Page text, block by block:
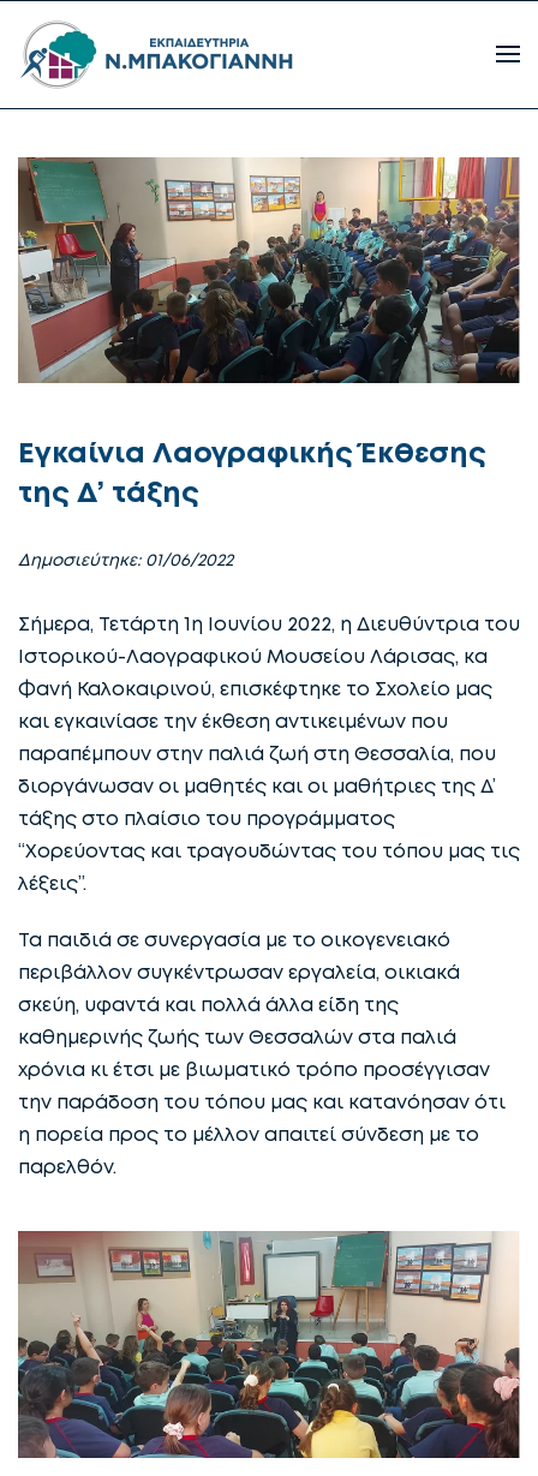
Εγκαίνια Λαογραφικής Έκθεσης
της Δ’ τάξης
Δημοσιεύτηκε: 01/06/2022
Σήμερα, Τετάρτη 1η Ιουνίου 2022, η Διευθύντρια του
Ιστορικού-Λαογραφικού Μουσείου Λάρισας, κα
Φανή Καλοκαιρινού, επισκέφτηκε το Σχολείο μας
και εγκαινίασε την έκθεση αντικειμένων που
παραπέμπουν στην παλιά ζωή στη Θεσσαλία, που
διοργάνωσαν οι μαθητές και οι μαθήτριες της Δ’
τάξης στο πλαίσιο του προγράμματος
“Χορεύοντας και τραγουδώντας του τόπου μας τις
λέξεις”.
Τα παιδιά σε συνεργασία με το οικογενειακό
περιβάλλον συγκέντρωσαν εργαλεία, οικιακά
σκεύη, υφαντά και πολλά άλλα είδη της
καθημερινής ζωής των Θεσσαλών στα παλιά
χρόνια κι έτσι με βιωματικό τρόπο προσέγγισαν
την παράδοση του τόπου μας και κατανόησαν ότι
η πορεία προς το μέλλον απαιτεί σύνδεση με το
παρελθόν.